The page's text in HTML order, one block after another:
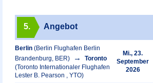
5. Angebot
Berlin (Berlin Flughafen Berlin
Brandenburg, BER)
Toronto
(Toronto Internationaler Flughafen
Lester B. Pearson , YTO)
Mi., 23.
September
2026